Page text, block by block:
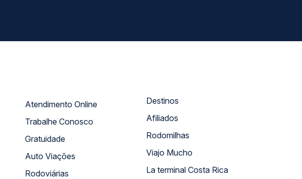
Atendimento Online
Trabalhe Conosco
Gratuidade
Auto Viações
Rodoviárias
Destinos
Afiliados
Rodomilhas
Viajo Mucho
La terminal Costa Rica